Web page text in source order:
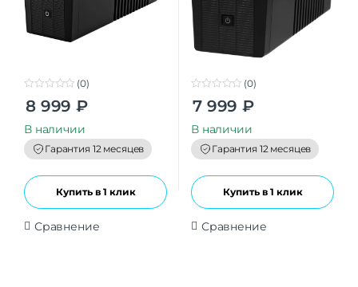
o
t
o
f
5
(0)
8 999 ₽
В наличии
Гарантия 12 месяцев
Купить в 1 клик
Сравнение
o
t
o
f
5
(0)
7 999 ₽
В наличии
Гарантия 12 месяцев
Купить в 1 клик
Сравнение